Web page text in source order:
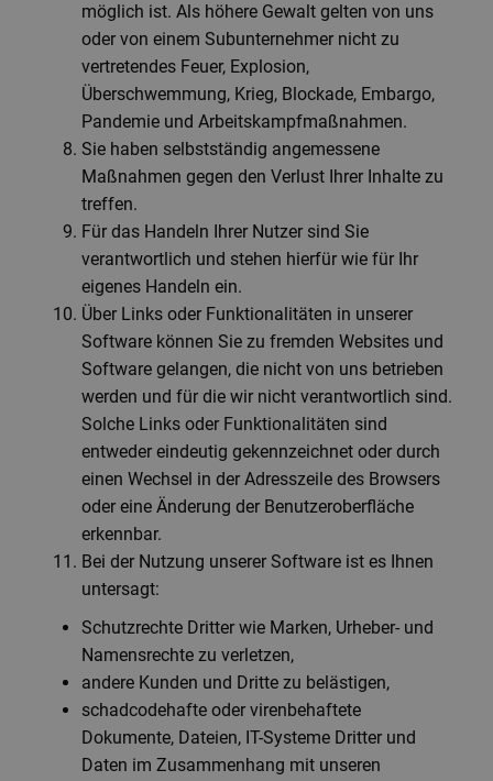
möglich ist. Als höhere Gewalt gelten von uns
oder von einem Subunternehmer nicht zu
vertretendes Feuer, Explosion,
Überschwemmung, Krieg, Blockade, Embargo,
Pandemie und Arbeitskampfmaßnahmen.
Sie haben selbstständig angemessene
Maßnahmen gegen den Verlust Ihrer Inhalte zu
treffen.
Für das Handeln Ihrer Nutzer sind Sie
verantwortlich und stehen hierfür wie für Ihr
eigenes Handeln ein.
Über Links oder Funktionalitäten in unserer
Software können Sie zu fremden Websites und
Software gelangen, die nicht von uns betrieben
werden und für die wir nicht verantwortlich sind.
Solche Links oder Funktionalitäten sind
entweder eindeutig gekennzeichnet oder durch
einen Wechsel in der Adresszeile des Browsers
oder eine Änderung der Benutzeroberfläche
erkennbar.
Bei der Nutzung unserer Software ist es Ihnen
untersagt:
Schutzrechte Dritter wie Marken, Urheber- und
Namensrechte zu verletzen,
andere Kunden und Dritte zu belästigen,
schadcodehafte oder virenbehaftete
Dokumente, Dateien, IT-Systeme Dritter und
Daten im Zusammenhang mit unseren